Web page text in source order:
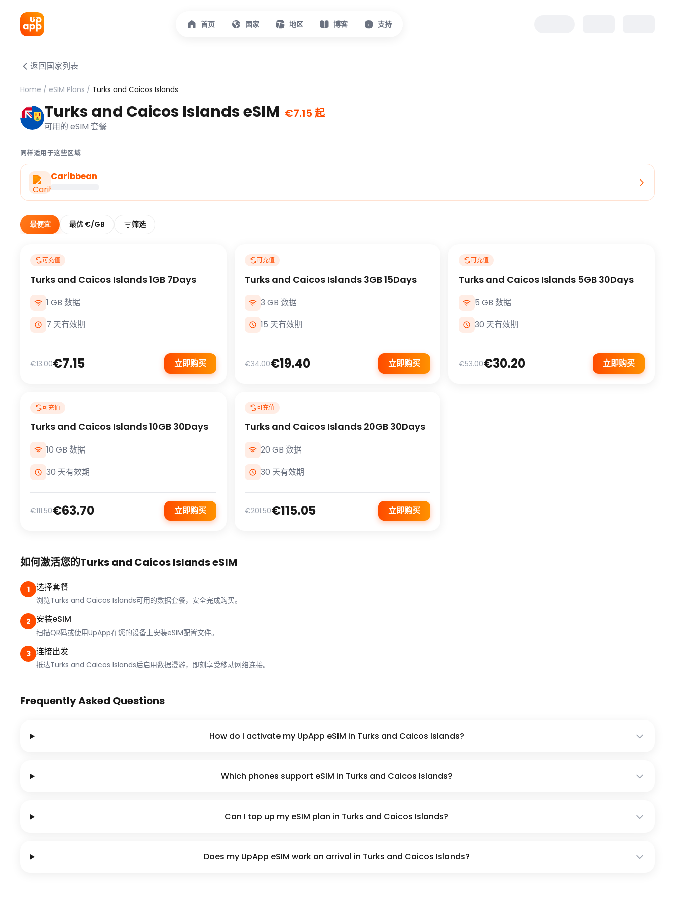
首页 国家 地区 博客 支持
返回国家列表
Home / eSIM Plans / Turks and Caicos Islands
Turks and Caicos Islands eSIM €7.15 起
可用的 eSIM 套餐
同样适用于这些区域
Caribbean
最便宜 最优 €/GB 筛选
可充值
Turks and Caicos Islands 1GB 7Days
1 GB 数据
7 天有效期
€13.00€7.15 立即购买
可充值
Turks and Caicos Islands 3GB 15Days
3 GB 数据
15 天有效期
€34.00€19.40 立即购买
可充值
Turks and Caicos Islands 5GB 30Days
5 GB 数据
30 天有效期
€53.00€30.20 立即购买
可充值
Turks and Caicos Islands 10GB 30Days
10 GB 数据
30 天有效期
€111.50€63.70 立即购买
可充值
Turks and Caicos Islands 20GB 30Days
20 GB 数据
30 天有效期
€201.50€115.05 立即购买
如何激活您的Turks and Caicos Islands eSIM
1 选择套餐
浏览Turks and Caicos Islands可用的数据套餐，安全完成购买。
2 安装eSIM
扫描QR码或使用UpApp在您的设备上安装eSIM配置文件。
3 连接出发
抵达Turks and Caicos Islands后启用数据漫游，即刻享受移动网络连接。
Frequently Asked Questions
How do I activate my UpApp eSIM in Turks and Caicos Islands?
Which phones support eSIM in Turks and Caicos Islands?
Can I top up my eSIM plan in Turks and Caicos Islands?
Does my UpApp eSIM work on arrival in Turks and Caicos Islands?